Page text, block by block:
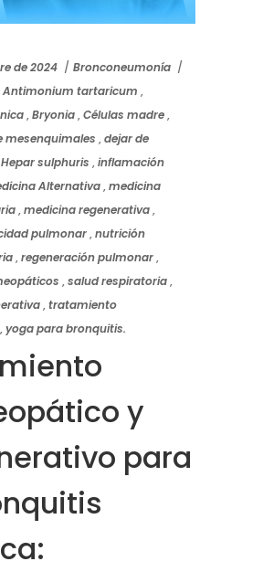
de 2024
Bronconeumonía
Antimonium tartaricum ,
,Bryonia,Células madre,
mesenquimales ,dejar de
Hepar sulphuris ,inflamación
Alternativa,medicina
,medicina regenerativa,
pulmonar,nutrición
,regeneración pulmonar,
,salud respiratoria,
,tratamiento
,yoga para bronquitis.
y
para